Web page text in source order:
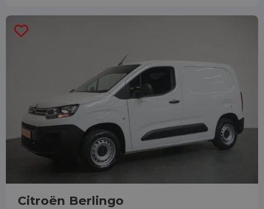
Citroën Berlingo